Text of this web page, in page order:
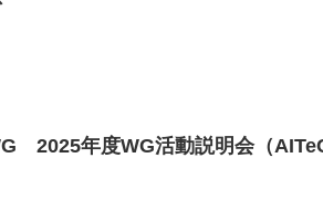
2025年度WG活動説明会（